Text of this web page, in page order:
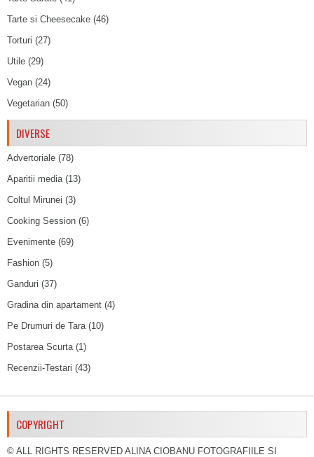
Tarte si Cheesecake (46)
Torturi (27)
Utile (29)
Vegan (24)
Vegetarian (50)
DIVERSE
Advertoriale (78)
Aparitii media(13)
Coltul Mirunei (3)
Cooking Session (6)
Evenimente (69)
Fashion (5)
Ganduri (37)
Gradina din apartament (4)
Pe Drumuri de Tara(10)
Postarea Scurta(1)
Recenzii-Testari (43)
COPYRIGHT
© ALL RIGHTS RESERVED ALINA CIOBANU FOTOGRAFIILE SI